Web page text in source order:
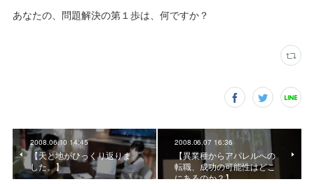
あなたの、問題解決の第１歩は、何ですか？
2008.06.10 14:45
【天と地がひっくり返りま
した。】
2008.06.07 16:36
【異業種からアパレルへの
転職、成功の可能性はどこ
にあるのか？】